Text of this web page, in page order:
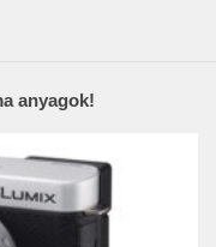
anyagok!